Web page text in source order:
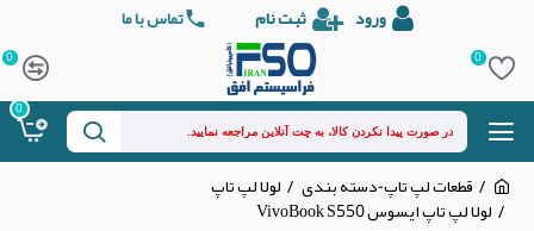
ورود ثبت نام تماس با ما
0
0
0
قطعات لپ تاپ-دسته بندی لولا لپ تاپ
لولا لپ تاپ ایسوس VivoBook S550